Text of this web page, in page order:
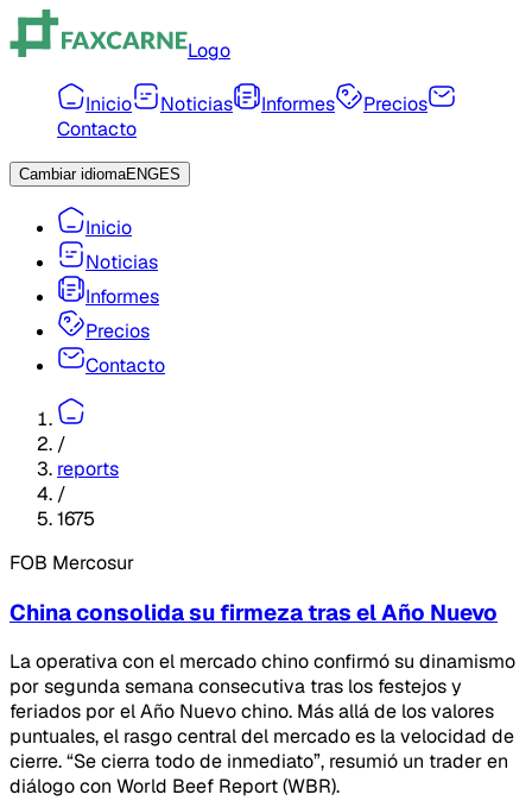
Logo
Inicio Noticias Informes
Precios
Contacto
Cambiar idiomaENGES
Inicio
Noticias
Informes
Precios
Contacto
/
reports
/
1675
FOB Mercosur
China consolida su firmeza tras el Año Nuevo
La operativa con el mercado chino confirmó su dinamismo
por segunda semana consecutiva tras los festejos y
feriados por el Año Nuevo chino. Más allá de los valores
puntuales, el rasgo central del mercado es la velocidad de
cierre. “Se cierra todo de inmediato”, resumió un trader en
diálogo con World Beef Report (WBR).